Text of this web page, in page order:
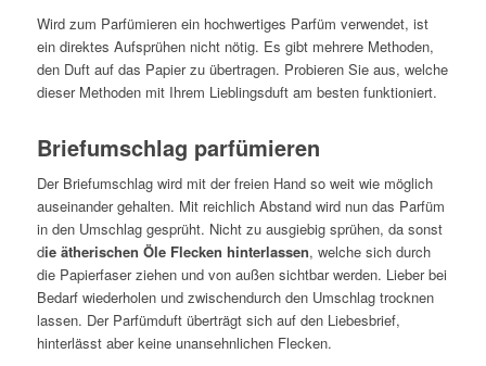
Wird zum Parfümieren ein hochwertiges Parfüm verwendet, ist
ein direktes Aufsprühen nicht nötig. Es gibt mehrere Methoden,
den Duft auf das Papier zu übertragen. Probieren Sie aus, welche
dieser Methoden mit Ihrem Lieblingsduft am besten funktioniert.
Briefumschlag parfümieren
Der Briefumschlag wird mit der freien Hand so weit wie möglich
auseinander gehalten. Mit reichlich Abstand wird nun das Parfüm
in den Umschlag gesprüht. Nicht zu ausgiebig sprühen, da sonst
die ätherischen Öle Flecken hinterlassen, welche sich durch
die Papierfaser ziehen und von außen sichtbar werden. Lieber bei
Bedarf wiederholen und zwischendurch den Umschlag trocknen
lassen. Der Parfümduft überträgt sich auf den Liebesbrief,
hinterlässt aber keine unansehnlichen Flecken.